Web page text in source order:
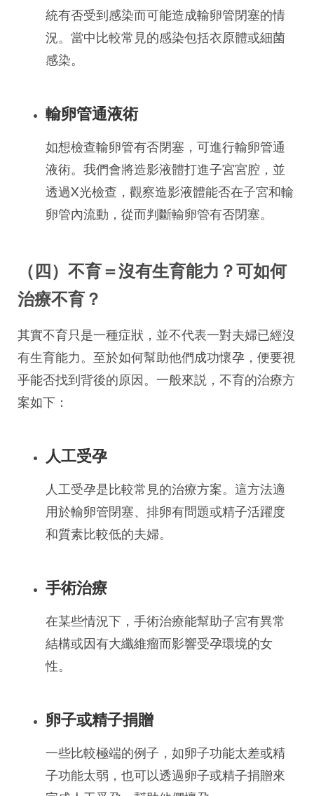
統有否受到感染而可能造成輸卵管閉塞的情
況。當中比較常見的感染包括衣原體或細菌
感染。
輸卵管通液術
如想檢查輸卵管有否閉塞，可進行輸卵管通
液術。我們會將造影液體打進子宮宮腔，並
透過X光檢查，觀察造影液體能否在子宮和輸
卵管內流動，從而判斷輸卵管有否閉塞。
（四）不育＝沒有生育能力？可如何
治療不育？
其實不育只是一種症狀，並不代表一對夫婦已經沒
有生育能力。至於如何幫助他們成功懷孕，便要視
乎能否找到背後的原因。一般來説，不育的治療方
案如下：
人工受孕
人工受孕是比較常見的治療方案。這方法適
用於輸卵管閉塞、排卵有問題或精子活躍度
和質素比較低的夫婦。
手術治療
在某些情況下，手術治療能幫助子宮有異常
結構或因有大纖維瘤而影響受孕環境的女
性。
卵子或精子捐贈
一些比較極端的例子，如卵子功能太差或精
子功能太弱，也可以透過卵子或精子捐贈來